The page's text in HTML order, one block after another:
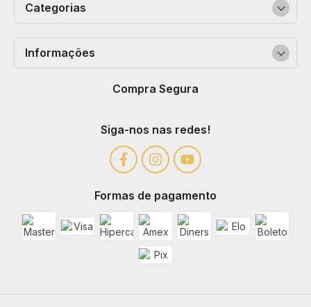
Categorias
Informações
Compra Segura
Siga-nos nas redes!
Formas de pagamento